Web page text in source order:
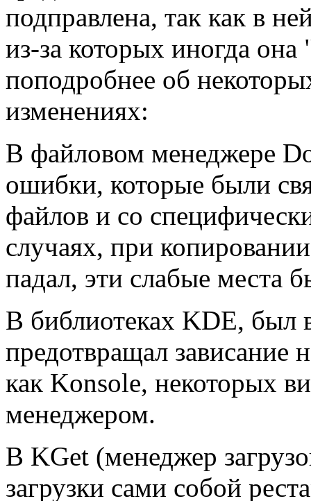
подправлена, так как в
из-за которых иногда
поподробнее об
изменениях:
В файловом менеджере
ошибки, которые были
файлов и со
случаях, при
падал, эти слабые места
В библиотеках KDE, был
предотвращал зависание
как Konsole, некоторых
менеджером.
В KGet (менеджер
загрузки сами собой